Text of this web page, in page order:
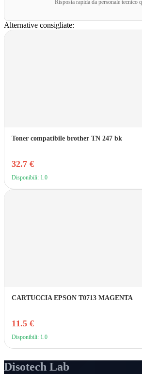
Risposta rapida da personale tecnico
Alternative consigliate:
Toner compatibile brother TN 247 bk
32.7 €
Disponibili: 1.0
CARTUCCIA EPSON T0713 MAGENTA
11.5 €
Disponibili: 1.0
Disotech Lab